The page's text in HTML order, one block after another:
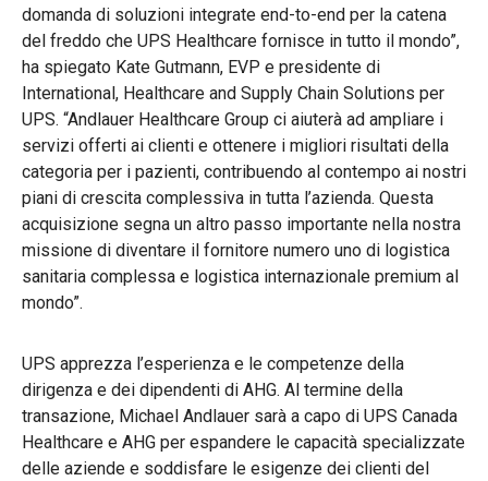
domanda di soluzioni integrate end-to-end per la catena
del freddo che UPS Healthcare fornisce in tutto il mondo”,
ha spiegato Kate Gutmann, EVP e presidente di
International, Healthcare and Supply Chain Solutions per
UPS. “Andlauer Healthcare Group ci aiuterà ad ampliare i
servizi offerti ai clienti e ottenere i migliori risultati della
categoria per i pazienti, contribuendo al contempo ai nostri
piani di crescita complessiva in tutta l’azienda. Questa
acquisizione segna un altro passo importante nella nostra
missione di diventare il fornitore numero uno di logistica
sanitaria complessa e logistica internazionale premium al
mondo”.
UPS apprezza l’esperienza e le competenze della
dirigenza e dei dipendenti di AHG. Al termine della
transazione, Michael Andlauer sarà a capo di UPS Canada
Healthcare e AHG per espandere le capacità specializzate
delle aziende e soddisfare le esigenze dei clienti del